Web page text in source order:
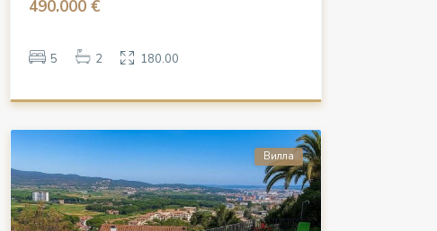
490.000 €
5 2 180.00
Вилла